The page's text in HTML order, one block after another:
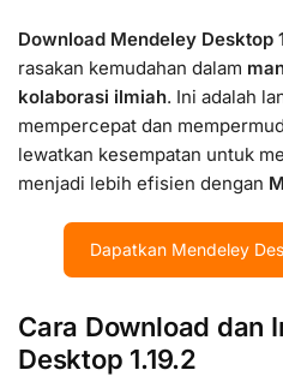
Download Mendeley Desktop
rasakan kemudahan dalam
kolaborasi ilmiah. Ini adalah
mempercepat dan
lewatkan kesempatan untuk
menjadi lebih efisien dengan
Dapatkan Mendeley
Cara Download dan
Desktop 1.19.2